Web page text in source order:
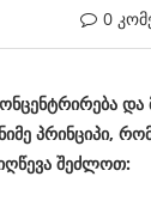
0
პრინციპი,
შეძლოთ: